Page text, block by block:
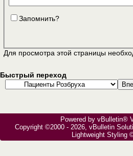
Запомнить?
Для просмотра этой страницы
Быстрый переход
Powered by vBulletin®
Copyright ©2000 - 2026, vBulletin
Lightweight Styling